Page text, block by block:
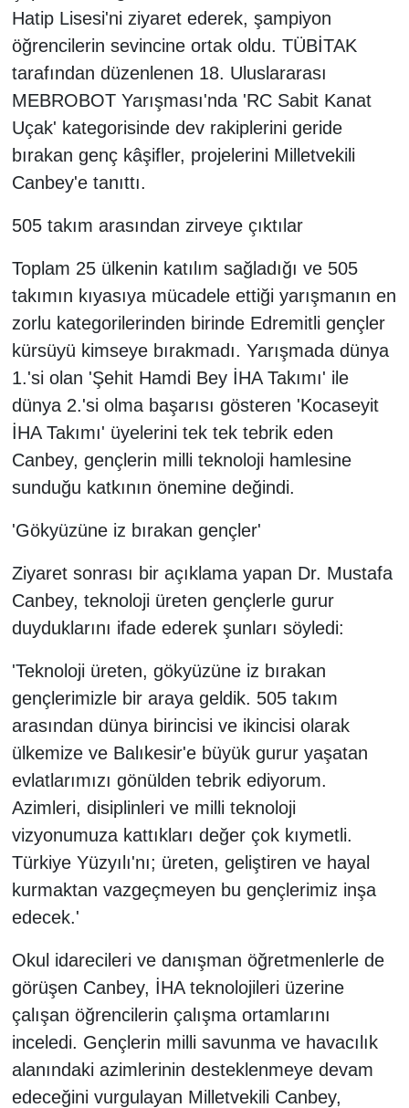
Hatip Lisesi'ni ziyaret ederek, şampiyon
öğrencilerin sevincine ortak oldu. TÜBİTAK
tarafından düzenlenen 18. Uluslararası
MEBROBOT Yarışması'nda 'RC Sabit Kanat
Uçak' kategorisinde dev rakiplerini geride
bırakan genç kâşifler, projelerini Milletvekili
Canbey'e tanıttı.
505 takım arasından zirveye çıktılar
Toplam 25 ülkenin katılım sağladığı ve 505
takımın kıyasıya mücadele ettiği yarışmanın en
zorlu kategorilerinden birinde Edremitli gençler
kürsüyü kimseye bırakmadı. Yarışmada dünya
1.'si olan 'Şehit Hamdi Bey İHA Takımı' ile
dünya 2.'si olma başarısı gösteren 'Kocaseyit
İHA Takımı' üyelerini tek tek tebrik eden
Canbey, gençlerin milli teknoloji hamlesine
sunduğu katkının önemine değindi.
'Gökyüzüne iz bırakan gençler'
Ziyaret sonrası bir açıklama yapan Dr. Mustafa
Canbey, teknoloji üreten gençlerle gurur
duyduklarını ifade ederek şunları söyledi:
'Teknoloji üreten, gökyüzüne iz bırakan
gençlerimizle bir araya geldik. 505 takım
arasından dünya birincisi ve ikincisi olarak
ülkemize ve Balıkesir'e büyük gurur yaşatan
evlatlarımızı gönülden tebrik ediyorum.
Azimleri, disiplinleri ve milli teknoloji
vizyonumuza kattıkları değer çok kıymetli.
Türkiye Yüzyılı'nı; üreten, geliştiren ve hayal
kurmaktan vazgeçmeyen bu gençlerimiz inşa
edecek.'
Okul idarecileri ve danışman öğretmenlerle de
görüşen Canbey, İHA teknolojileri üzerine
çalışan öğrencilerin çalışma ortamlarını
inceledi. Gençlerin milli savunma ve havacılık
alanındaki azimlerinin desteklenmeye devam
edeceğini vurgulayan Milletvekili Canbey,